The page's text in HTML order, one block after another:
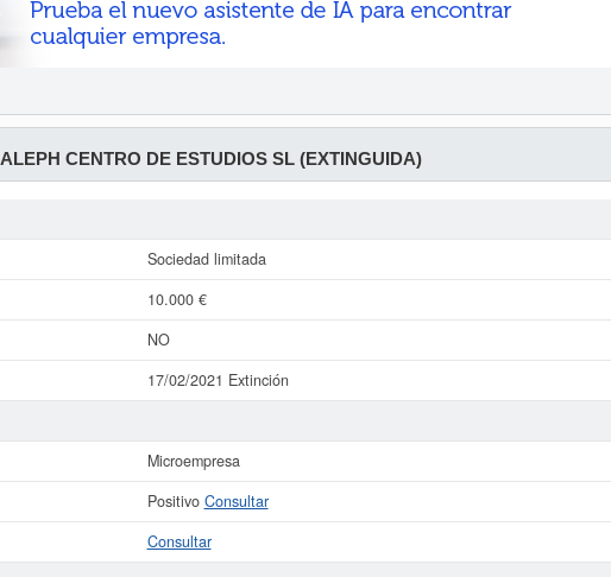
ALEPH CENTRO DE ESTUDIOS SL (EXTINGUIDA)
Sociedad limitada
10.000 €
NO
17/02/2021 Extinción
Microempresa
Positivo Consultar
Consultar